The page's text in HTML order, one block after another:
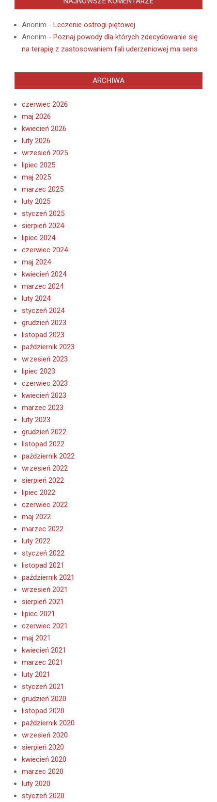
Anonim - Leczenie ostrogi piętowej
Anonim - Poznaj powody dla których zdecydowanie się
na terapię z zastosowaniem fali uderzeniowej ma sens
ARCHIWA
czerwiec 2026
maj 2026
kwiecień 2026
luty 2026
wrzesień 2025
lipiec 2025
maj 2025
marzec 2025
luty 2025
styczeń 2025
sierpień 2024
lipiec 2024
czerwiec 2024
maj 2024
kwiecień 2024
marzec 2024
luty 2024
styczeń 2024
grudzień 2023
listopad 2023
październik 2023
wrzesień 2023
lipiec 2023
czerwiec 2023
kwiecień 2023
marzec 2023
luty 2023
grudzień 2022
listopad 2022
październik 2022
wrzesień 2022
sierpień 2022
lipiec 2022
czerwiec 2022
maj 2022
marzec 2022
luty 2022
styczeń 2022
listopad 2021
październik 2021
wrzesień 2021
sierpień 2021
lipiec 2021
czerwiec 2021
maj 2021
kwiecień 2021
marzec 2021
luty 2021
styczeń 2021
grudzień 2020
listopad 2020
październik 2020
wrzesień 2020
sierpień 2020
kwiecień 2020
marzec 2020
luty 2020
styczeń 2020